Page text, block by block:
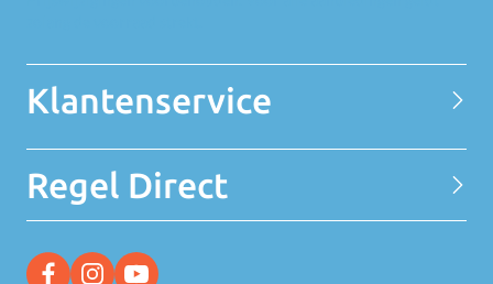
Klantenservice
Contact
Privacy Statement
Over MELEDI
MELEDI vestigingen
Regel Direct
Ontvang alle Deals